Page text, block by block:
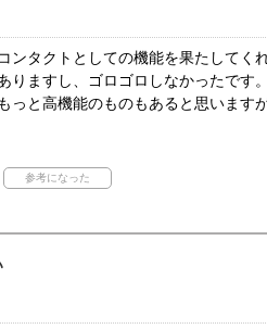
ンタクトとしての機能を果たしてくれ
りますし、ゴロゴロしなかったです。
っと高機能のものもあると思います